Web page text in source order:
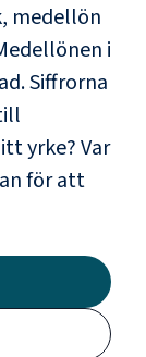
medellön
i
Siffrorna
yrke? Var
för att